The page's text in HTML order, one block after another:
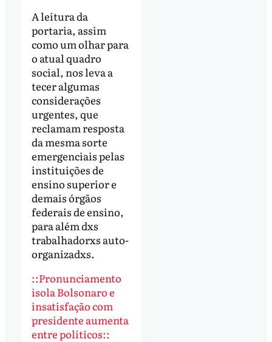
A leitura da
portaria, assim
como um olhar para
o atual quadro
social, nos leva a
tecer algumas
considerações
urgentes, que
reclamam resposta
da mesma sorte
emergenciais pelas
instituições de
ensino superior e
demais órgãos
federais de ensino,
para além dxs
trabalhadorxs auto-
organizadxs.
::Pronunciamento
isola Bolsonaro e
insatisfação com
presidente aumenta
entre políticos::